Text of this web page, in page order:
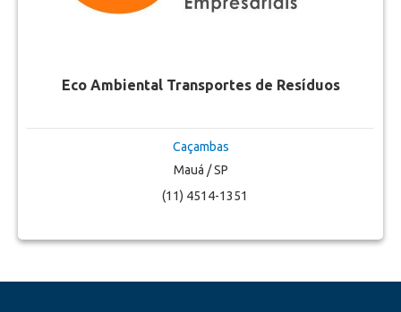
Eco Ambiental Transportes de Resíduos
Caçambas
Mauá / SP
(11) 4514-1351